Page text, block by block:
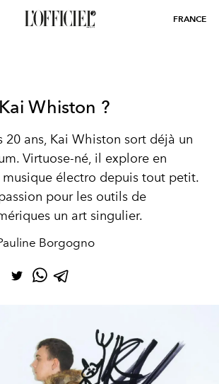
FRANCE
Whiston ?
20 ans, Kai Whiston sort déjà un
Virtuose-né, il explore en
électro depuis tout petit.
pour les outils de
un art singulier.
Borgogno